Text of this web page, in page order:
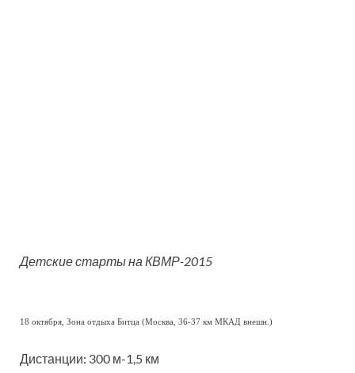
Детские старты на КВМР-2015
18 октября, Зона отдыха Битца (Москва, 36-37 км МКАД внешн.)
Дистанции: 300 м-1,5 км